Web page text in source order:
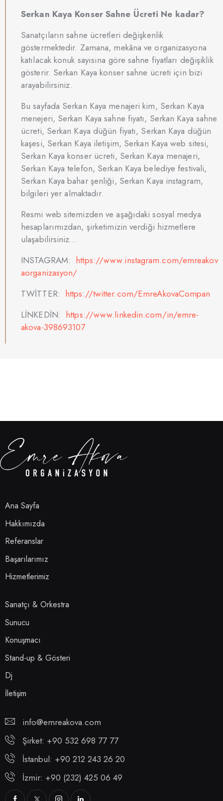
Serkan Kaya Konser Sahne Ücreti Ne kadar?
Sanatçıların sahne ücretleri değişkenlik
göstermektedir. Zamana, mekâna ve organizasyona
katılacak konuk sayısına göre sahne fiyatları değişiklik
gösterir. Serkan Kaya konser sahne ücreti için bizi
arayabilirsiniz.
Bu sayfada Serkan Kaya menajeri kim, Serkan Kaya
menejeri, Serkan Kaya sahne fiyatı, Serkan Kaya sahne
ücreti, Serkan Kaya düğün fiyatı, Serkan Kaya düğün
kaşesi, Serkan Kaya iletişim, Serkan Kaya web sitesi,
Serkan Kaya konser ücreti, Serkan Kaya menajeri,
Serkan Kaya telefon, Serkan Kaya belediye festivali,
Serkan Kaya bahar şenliği, Serkan Kaya instagram,
bilgileri yer almaktadır.
Resmi web sitemizden ve aşağıdaki sosyal medya
hesaplarımızdan, şirketimizin verdiği hizmetlere
ulaşabilirsiniz…
INSTAGRAM: https://www.instagram.com/emreakov
aorganizasyon/
TWİTTER: https://twitter.com/EmreAkovaCompan
LİNKEDİN: https://www.linkedin.com/in/emre-
akova-398693107
Ana Sayfa
Hakkımızda
Referanslar
Başarılarımız
Hizmetlerimiz
Sanatçı & Orkestra
Sunucu
Konuşmacı
Stand-up & Gösteri
Dj
İletişim
info@emreakova.com
Şirket: +90 532 698 77 77
İstanbul: +90 212 243 26 20
İzmir: +90 (232) 425 06 49